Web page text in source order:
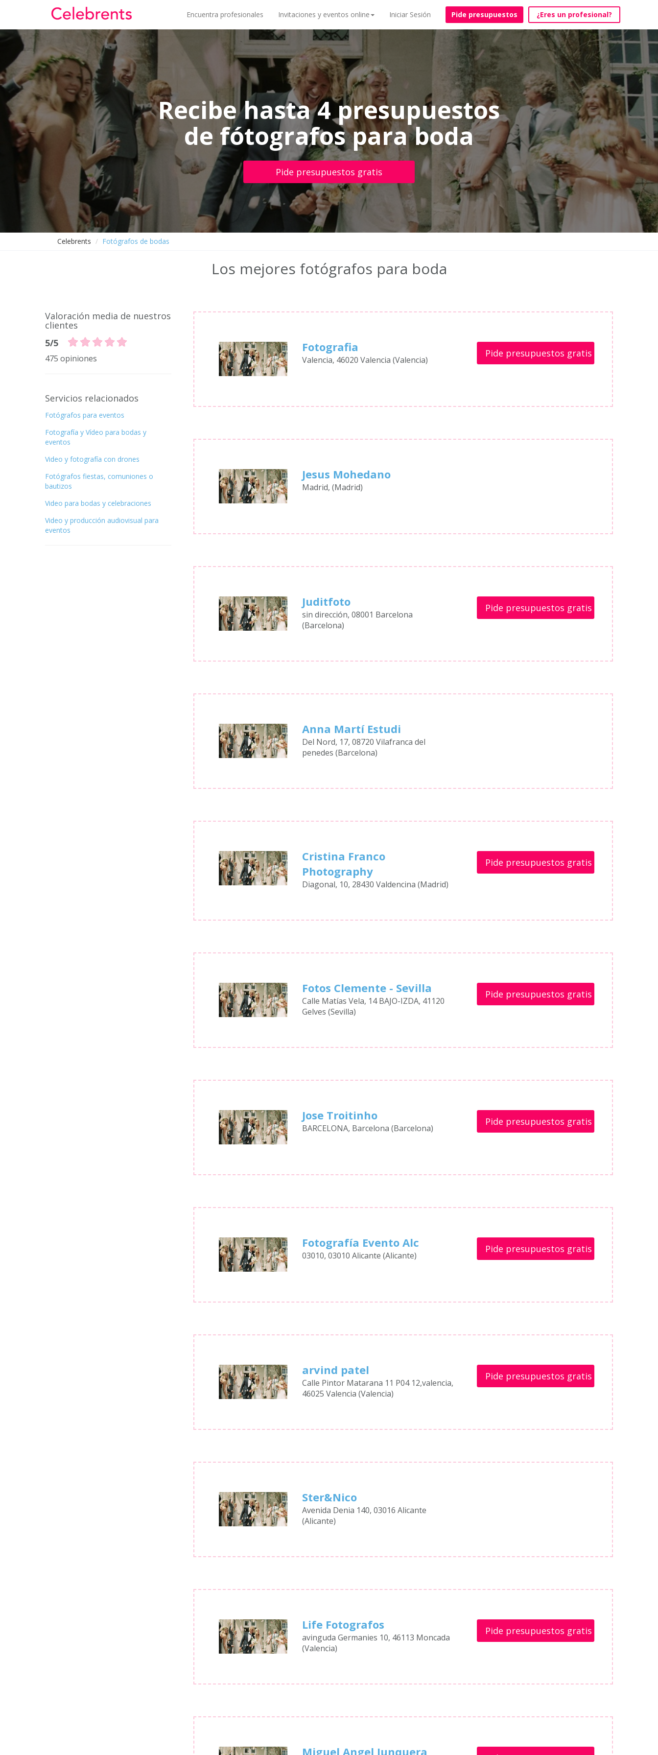
Encuentra profesionales Invitaciones y eventos online Iniciar Sesión Pide presupuestos ¿Eres un profesional?
Recibe hasta 4 presupuestos
de fótografos para boda
Pide presupuestos gratis
Celebrents Fotógrafos de bodas
Los mejores fotógrafos para boda
Valoración media de nuestros
clientes
5/5
475 opiniones
Servicios relacionados
Fotógrafos para eventos
Fotografía y Vídeo para bodas y
eventos
Video y fotografía con drones
Fotógrafos fiestas, comuniones o
bautizos
Video para bodas y celebraciones
Video y producción audiovisual para
eventos
Fotografia
Valencia, 46020 Valencia (Valencia)
Pide presupuestos gratis
Jesus Mohedano
Madrid, (Madrid)
Juditfoto
sin dirección, 08001 Barcelona
(Barcelona)
Pide presupuestos gratis
Anna Martí Estudi
Del Nord, 17, 08720 Vilafranca del
penedes (Barcelona)
Cristina Franco
Photography
Diagonal, 10, 28430 Valdencina (Madrid)
Pide presupuestos gratis
Fotos Clemente - Sevilla
Calle Matías Vela, 14 BAJO-IZDA, 41120
Gelves (Sevilla)
Pide presupuestos gratis
Jose Troitinho
BARCELONA, Barcelona (Barcelona)
Pide presupuestos gratis
Fotografía Evento Alc
03010, 03010 Alicante (Alicante)
Pide presupuestos gratis
arvind patel
Calle Pintor Matarana 11 P04 12,valencia,
46025 Valencia (Valencia)
Pide presupuestos gratis
Ster&Nico
Avenida Denia 140, 03016 Alicante
(Alicante)
Life Fotografos
avinguda Germanies 10, 46113 Moncada
(Valencia)
Pide presupuestos gratis
Miguel Angel Junquera